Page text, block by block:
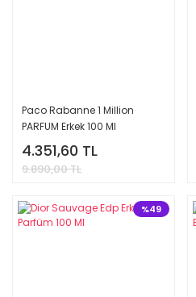
Paco Rabanne 1 Million
PARFUM Erkek 100 Ml
4.351,60 TL
9.890,00 TL
%49